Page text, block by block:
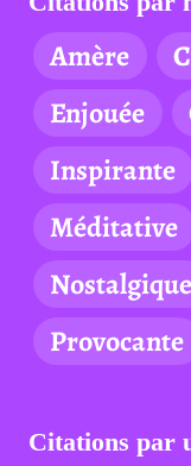
Amère
Enjouée
Inspirante
Méditative
Nostalgique
Provocante
Citations par